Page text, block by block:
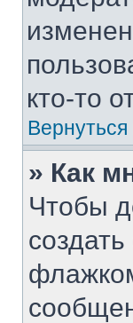
кто-то
Вернуться
» Как
Чтобы